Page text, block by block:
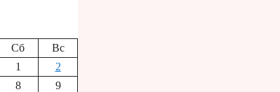
Сб
Вс
1
2
8
9